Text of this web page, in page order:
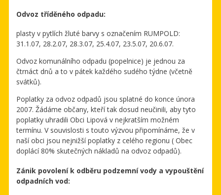
Odvoz tříděného odpadu:
plasty v pytlích žluté barvy s označením RUMPOLD:
31.1.07, 28.2.07, 28.3.07, 25.4.07, 23.5.07, 20.6.07.
Odvoz komunálního odpadu (popelnice) je jednou za
čtrnáct dnů a to v pátek každého sudého týdne (včetně
svátků).
Poplatky za odvoz odpadů jsou splatné do konce února
2007. Žádáme občany, kteří tak dosud neučinili, aby tyto
poplatky uhradili Obci Lipová v nejkratším možném
termínu. V souvislosti s touto výzvou připomínáme, že v
naší obci jsou nejnižší poplatky z celého regionu ( Obec
doplácí 80% skutečných nákladů na odvoz odpadů).
Zánik povolení k odběru podzemní vody a vypouštění
odpadních vod: